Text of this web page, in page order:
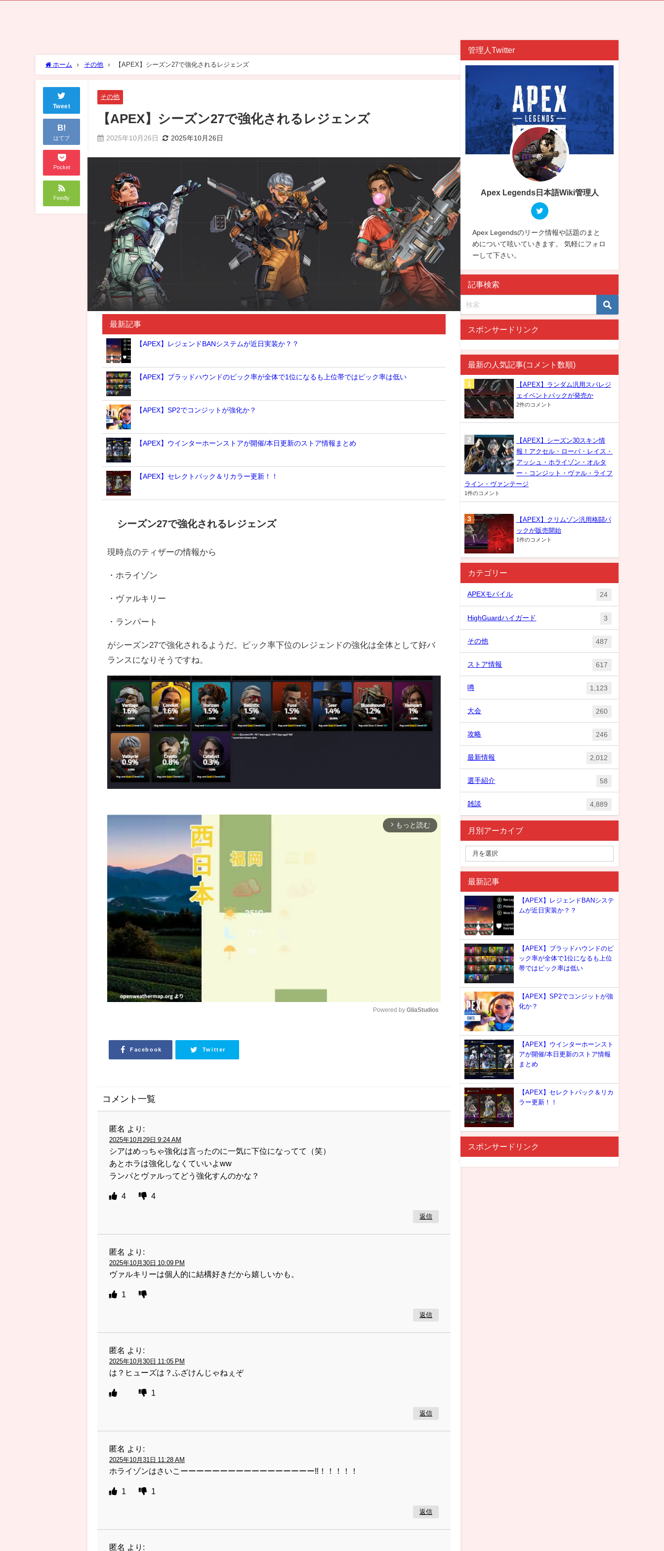
ホーム その他 【APEX】シーズン27で強化されるレジェンズ
Tweet
B!
はてブ
Pocket
Feedly
その他
【APEX】シーズン27で強化されるレジェンズ
2025年10月26日 2025年10月26日
最新記事
【APEX】レジェンドBANシステムが近日実装か？？
【APEX】ブラッドハウンドのピック率が全体で1位になるも上位帯ではピック率は低い
【APEX】SP2でコンジットが強化か？
【APEX】ウインターホーンストアが開催/本日更新のストア情報まとめ
【APEX】セレクトパック＆リカラー更新！！
シーズン27で強化されるレジェンズ
現時点のティザーの情報から
・ホライゾン
・ヴァルキリー
・ランパート
がシーズン27で強化されるようだ。ピック率下位のレジェンドの強化は全体として好バ
ランスになりそうですね。
arrow_forward_ios もっと読む
Powered by GliaStudios
Facebook Twitter
コメント一覧
匿名 より:
2025年10月29日 9:24 AM
シアはめっちゃ強化は言ったのに一気に下位になってて（笑）
あとホラは強化しなくていいよww
ランパとヴァルってどう強化すんのかな？
4 4
返信
匿名 より:
2025年10月30日 10:09 PM
ヴァルキリーは個人的に結構好きだから嬉しいかも。
1
返信
匿名 より:
2025年10月30日 11:05 PM
は？ヒューズは？ふざけんじゃねぇぞ
1
返信
匿名 より:
2025年10月31日 11:28 AM
ホライゾンはさいこーーーーーーーーーーーーーーーーー‼！！！！！
1 1
返信
匿名 より:
管理人Twitter
Apex Legends日本語Wiki管理人
Apex Legendsのリーク情報や話題のまと
めについて呟いていきます。 気軽にフォロ
ーして下さい。
記事検索
スポンサードリンク
最新の人気記事(コメント数順)
【APEX】ランダム汎用スパレジ
ェイベントパックが発売か
2件のコメント
【APEX】シーズン30スキン情
報！アクセル・ローバ・レイス・
アッシュ・ホライゾン・オルタ
ー・コンジット・ヴァル・ライフ
ライン・ヴァンテージ
1件のコメント
【APEX】クリムゾン汎用格闘パ
ックが販売開始
1件のコメント
カテゴリー
APEXモバイル 24
HighGuardハイガード 3
その他 487
ストア情報 617
噂 1,123
大会 260
攻略 246
最新情報 2,012
選手紹介 58
雑談 4,889
月別アーカイブ
最新記事
【APEX】レジェンドBANシステ
ムが近日実装か？？
【APEX】ブラッドハウンドのピ
ック率が全体で1位になるも上位
帯ではピック率は低い
【APEX】SP2でコンジットが強
化か？
【APEX】ウインターホーンスト
アが開催/本日更新のストア情報
まとめ
【APEX】セレクトパック＆リカ
ラー更新！！
スポンサードリンク